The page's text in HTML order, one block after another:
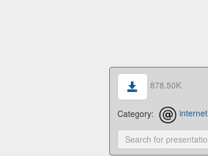
878.50K
Category: internet